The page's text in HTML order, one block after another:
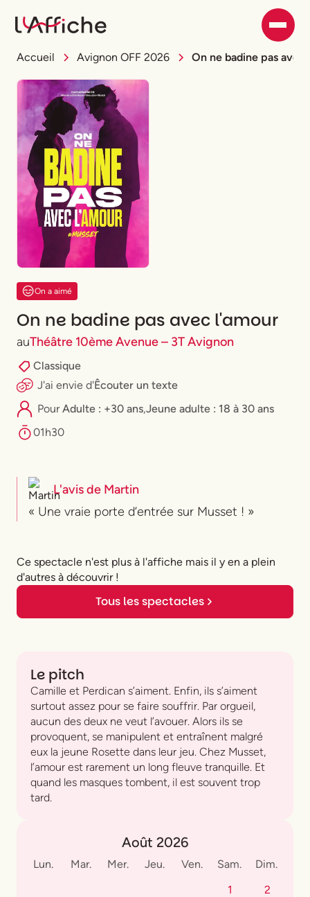
Accueil Avignon OFF 2026 On ne badine pas avec
On a aimé
On ne badine pas avec l'amour
auThéâtre 10ème Avenue – 3T Avignon
Classique
J'ai envie d'Êcouter un texte
PourAdulte : +30 ans,⁠Jeune adulte : 18 à 30 ans
01h30
L'avis de Martin
« Une vraie porte d’entrée sur Musset ! »
Ce spectacle n'est plus à l'affiche mais il y en a plein
d'autres à découvrir !
Tous les spectacles
Le pitch
Camille et Perdican s’aiment. Enfin, ils s’aiment
surtout assez pour se faire souffrir. Par orgueil,
aucun des deux ne veut l’avouer. Alors ils se
provoquent, se manipulent et entraînent malgré
eux la jeune Rosette dans leur jeu. Chez Musset,
l’amour est rarement un long fleuve tranquille. Et
quand les masques tombent, il est souvent trop
tard.
Août 2026
Lun. Mar. Mer. Jeu. Ven. Sam.
Dim.
1
2